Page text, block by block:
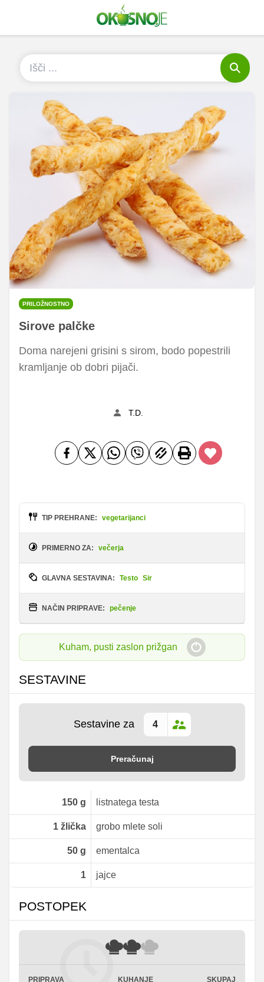
PRILOŽNOSTNO
Sirove palčke
Doma narejeni grisini s sirom, bodo popestrili
kramljanje ob dobri pijači.
T.D.
TIP PREHRANE: vegetarijanci
PRIMERNO ZA: večerja
GLAVNA SESTAVINA: Testo Sir
NAČIN PRIPRAVE: pečenje
Kuham, pusti zaslon prižgan
SESTAVINE
Sestavine za
Preračunaj
150g listnatega testa
1žlička grobo mlete soli
50g ementalca
1 jajce
POSTOPEK
PRIPRAVA
KUHANJE
SKUPAJ